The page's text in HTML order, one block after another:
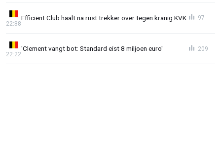
Efficiënt Club haalt na rust trekker over tegen kranig KVK
22:38
97
'Clement vangt bot: Standard eist 8 miljoen euro'
22:22
209